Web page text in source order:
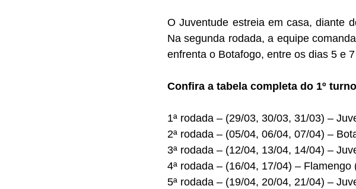
O Juventude estreia em casa, diante
Na segunda rodada, a equipe
enfrenta o Botafogo, entre os dias 5 e
Confira a tabela completa do 1º turno
1ª rodada – (29/03, 30/03, 31/03) –
2ª rodada – (05/04, 06/04, 07/04) –
3ª rodada – (12/04, 13/04, 14/04) –
4ª rodada – (16/04, 17/04) – Flamengo
5ª rodada – (19/04, 20/04, 21/04) –